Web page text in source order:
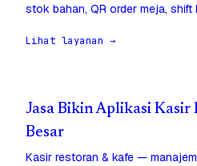
stok bahan, QR order meja, shift
Lihat layanan →
Jasa Bikin Aplikasi Kasir
Besar
Kasir restoran & kafe —